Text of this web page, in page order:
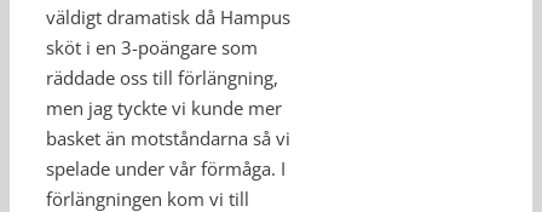
väldigt dramatisk då Hampus
sköt i en 3-poängare som
räddade oss till förlängning,
men jag tyckte vi kunde mer
basket än motståndarna så vi
spelade under vår förmåga. I
förlängningen kom vi till